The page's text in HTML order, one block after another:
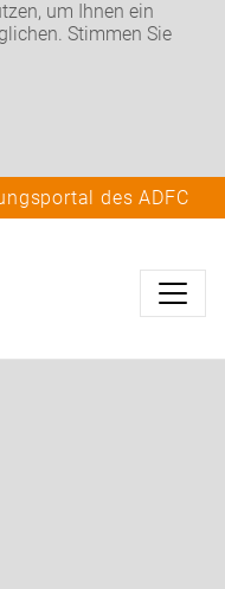
um Ihnen ein
Stimmen Sie
des ADFC